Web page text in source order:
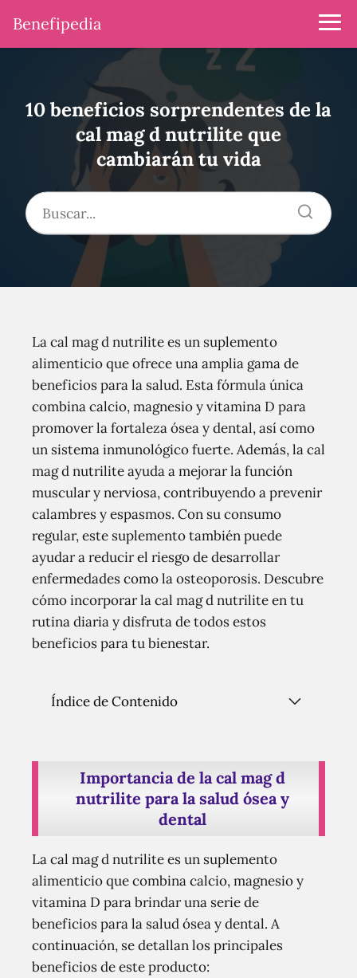
Benefipedia
10 beneficios sorprendentes de la
cal mag d nutrilite que
cambiarán tu vida
La cal mag d nutrilite es un suplemento
alimenticio que ofrece una amplia gama de
beneficios para la salud. Esta fórmula única
combina calcio, magnesio y vitamina D para
promover la fortaleza ósea y dental, así como
un sistema inmunológico fuerte. Además, la cal
mag d nutrilite ayuda a mejorar la función
muscular y nerviosa, contribuyendo a prevenir
calambres y espasmos. Con su consumo
regular, este suplemento también puede
ayudar a reducir el riesgo de desarrollar
enfermedades como la osteoporosis. Descubre
cómo incorporar la cal mag d nutrilite en tu
rutina diaria y disfruta de todos estos
beneficios para tu bienestar.
Índice de Contenido
Importancia de la cal mag d
nutrilite para la salud ósea y
dental
La cal mag d nutrilite es un suplemento
alimenticio que combina calcio, magnesio y
vitamina D para brindar una serie de
beneficios para la salud ósea y dental. A
continuación, se detallan los principales
beneficios de este producto: